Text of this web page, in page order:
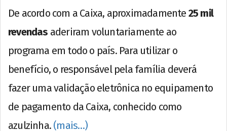
De acordo com a Caixa, aproximadamente 25 mil
revendas aderiram voluntariamente ao
programa em todo o país. Para utilizar o
benefício, o responsável pela família deverá
fazer uma validação eletrônica no equipamento
de pagamento da Caixa, conhecido como
azulzinha. (mais…)